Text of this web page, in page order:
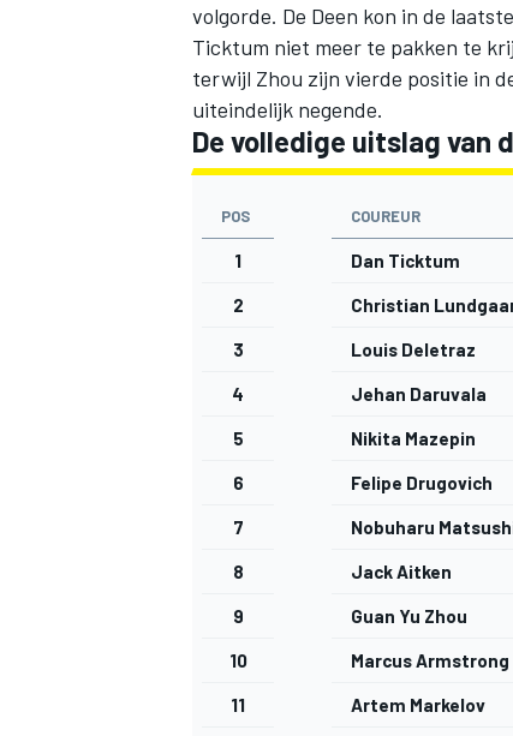
volgorde. De Deen kon in de
Ticktum niet meer te pakken te
terwijl Zhou zijn vierde positie in
uiteindelijk negende.
De volledige uitslag van
POS COUREUR
1 Dan Ticktum
2 Christian
3 Louis Deletraz
4 Jehan Daruvala
5 Nikita Mazepin
6 Felipe Drugovich
7 Nobuharu
8 Jack Aitken
9 Guan Yu Zhou
10 Marcus Armstrong
11 Artem Markelov